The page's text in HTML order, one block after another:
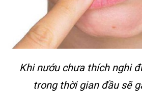
Khi nướu chưa thích nghi
trong thời gian đầu sẽ